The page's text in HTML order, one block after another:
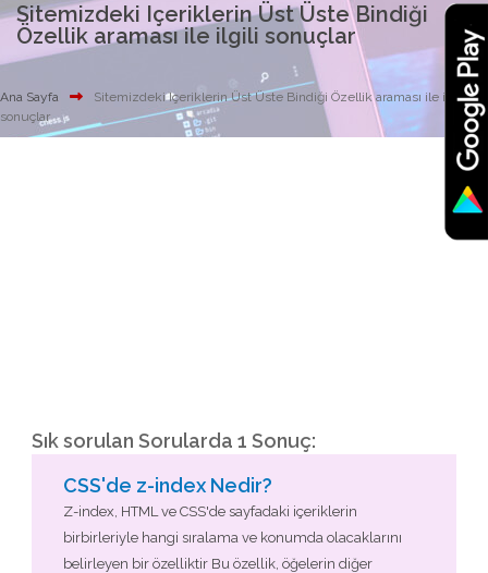
Sitemizdeki Içeriklerin Üst Üste Bindiği
Özellik araması ile ilgili sonuçlar
Ana Sayfa
Sitemizdeki Içeriklerin Üst Üste Bindiği Özellik araması ile ilgili
sonuçlar
Sık sorulan Sorularda 1 Sonuç:
CSS'de z-index Nedir?
Z-index, HTML ve CSS'de sayfadaki içeriklerin
birbirleriyle hangi sıralama ve konumda olacaklarını
belirleyen bir özelliktir Bu özellik, öğelerin diğer